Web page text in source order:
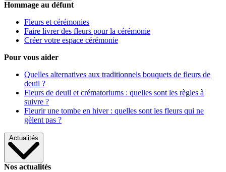
Hommage au défunt
Fleurs et cérémonies
Faire livrer des fleurs pour la cérémonie
Créer votre espace cérémonie
Pour vous aider
Quelles alternatives aux traditionnels bouquets de fleurs de
deuil ?
Fleurs de deuil et crématoriums : quelles sont les règles à
suivre ?
Fleurir une tombe en hiver : quelles sont les fleurs qui ne
gèlent pas ?
Actualités
Nos actualités